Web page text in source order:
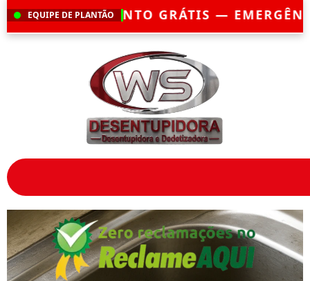
EQUIPE DE PLANTÃO
CHEGAMOS EM ATÉ 30 MINUTOS—